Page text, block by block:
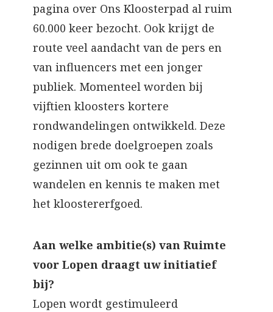
pagina over Ons Kloosterpad al ruim
60.000 keer bezocht. Ook krijgt de
route veel aandacht van de pers en
van influencers met een jonger
publiek. Momenteel worden bij
vijftien kloosters kortere
rondwandelingen ontwikkeld. Deze
nodigen brede doelgroepen zoals
gezinnen uit om ook te gaan
wandelen en kennis te maken met
het kloostererfgoed.
Aan welke ambitie(s) van Ruimte
voor Lopen draagt uw initiatief
bij?
Lopen wordt gestimuleerd